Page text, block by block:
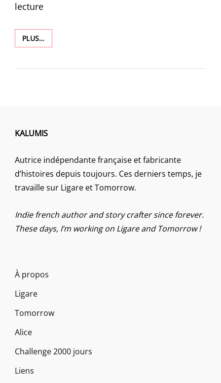
lecture
PLUS…1105
KALUMIS
Autrice indépendante française et fabricante
d’histoires depuis toujours. Ces derniers temps, je
travaille sur Ligare et Tomorrow.
Indie french author and story crafter since forever.
These days, I’m working on Ligare and Tomorrow !
À propos
Ligare
Tomorrow
Alice
Challenge 2000 jours
Liens